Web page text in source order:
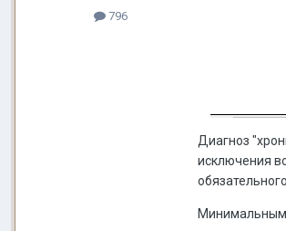
796
Диагноз
исключения
Минимальным